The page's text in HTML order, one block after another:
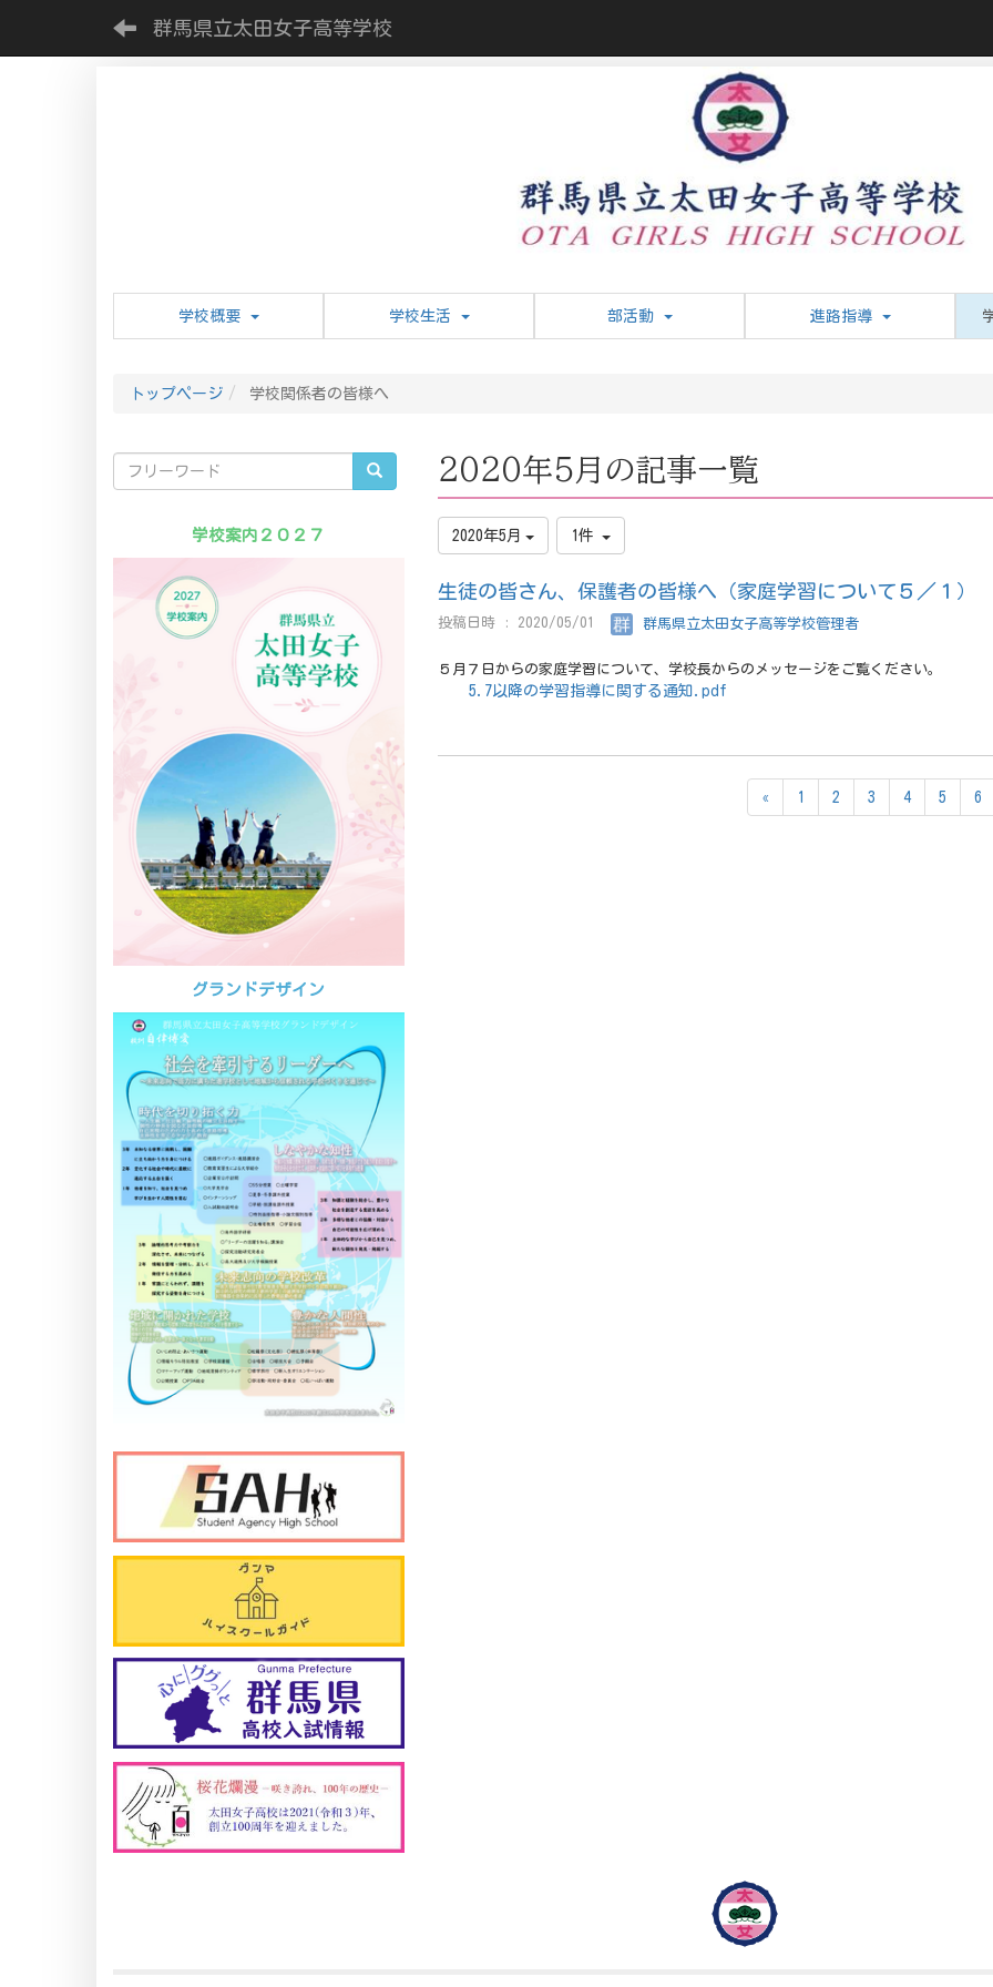
群馬県立太田女子高等学校
学校概要 学校生活 部活動 進路指導
トップページ 学校関係者の皆様へ
2020年5月の記事一覧
2020年5月 1件
生徒の皆さん、保護者の皆様へ（家庭学習について５／１）
投稿日時 : 2020/05/01 群馬県立太田女子高等学校管理者
５月７日からの家庭学習について、学校長からのメッセージをご覧ください。
5.7以降の学習指導に関する通知.pdf
« 1 2 3 4 5 6
学校案内２０２７
グランドデザイン